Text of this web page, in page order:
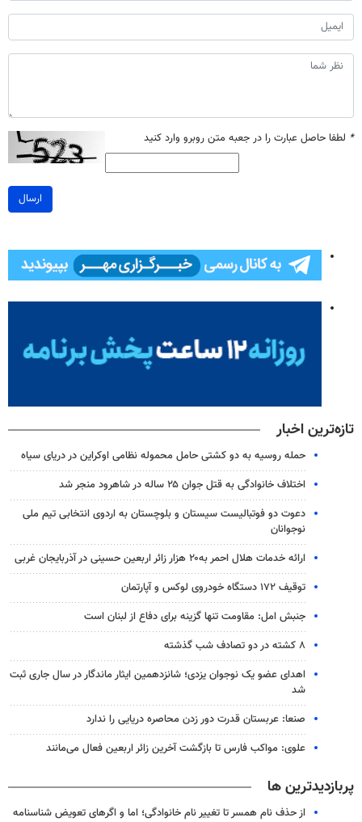
* لطفا حاصل عبارت را در جعبه متن روبرو وارد کنید
ارسال
تازه‌ترین اخبار
حمله روسیه به دو کشتی حامل محموله نظامی اوکراین در دریای سیاه
اختلاف خانوادگی به قتل جوان ۲۵ ساله در شاهرود منجر شد
دعوت دو فوتبالیست سیستان و بلوچستان به اردوی انتخابی تیم ملی
نوجوانان
ارائه خدمات هلال احمر به۲۰ هزار زائر اربعین حسینی در آذربایجان غربی
توقیف ۱۷۲ دستگاه خودروی لوکس و آپارتمان
جنبش امل: مقاومت تنها گزینه برای دفاع از لبنان است
۸ کشته در دو تصادف شب گذشته
اهدای عضو یک نوجوان یزدی؛ شانزدهمین ایثار ماندگار در سال جاری ثبت
شد
صنعا: عربستان قدرت دور زدن محاصره دریایی را ندارد
علوی: مواکب فارس تا بازگشت آخرین زائر اربعین فعال می‌مانند
پربازدیدترین ها
از حذف نام همسر تا تغییر نام خانوادگی؛ اما و اگرهای تعویض شناسنامه